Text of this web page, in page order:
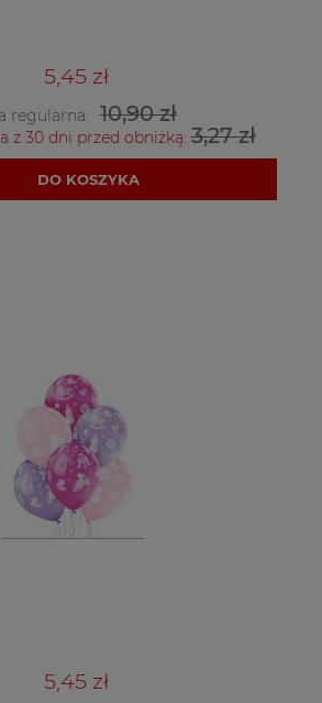
5,45 zł
regularna: 10,90 zł
z 30 dni przed obniżką:3,27 zł
DO KOSZYKA
5,45 zł